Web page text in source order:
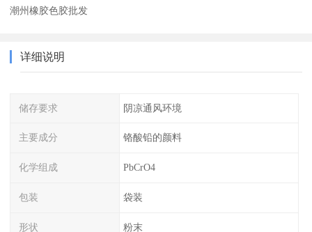
潮州橡胶色胶批发
详细说明
储存要求 阴凉通风环境
主要成分 铬酸铅的颜料
化学组成 PbCrO4
包装 袋装
形状 粉末